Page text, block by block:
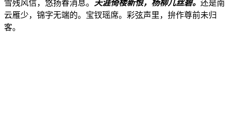
雪残风信，悠扬春消息。 天涯倚楼新恨，杨柳几丝碧。 还是南
云雁少，锦字无端的。宝钗瑶席。彩弦声里，拚作尊前未归
客。